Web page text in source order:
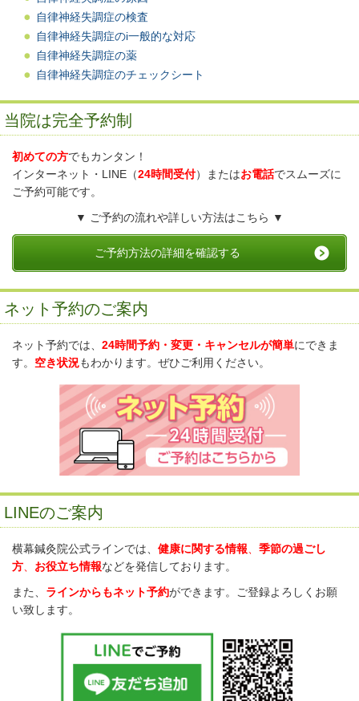
自律神経失調症の検査
自律神経失調症のi一般的な対応
自律神経失調症の薬
自律神経失調症のチェックシート
当院は完全予約制
初めての方でもカンタン！
インターネット・LINE（24時間受付）またはお電話でスムーズに
ご予約可能です。
▼ ご予約の流れや詳しい方法はこちら ▼
ご予約方法の詳細を確認する
ネット予約のご案内
ネット予約では、 24時間予約・変更・キャンセルが簡単にできま
す。 空き状況もわかります。ぜひご利用ください。
LINEのご案内
横幕鍼灸院公式ラインでは、 健康に関する情報、 季節の過ごし
方、 お役立ち情報などを発信しております。
また、 ラインからもネット予約ができます。ご登録よろしくお願
い致します。